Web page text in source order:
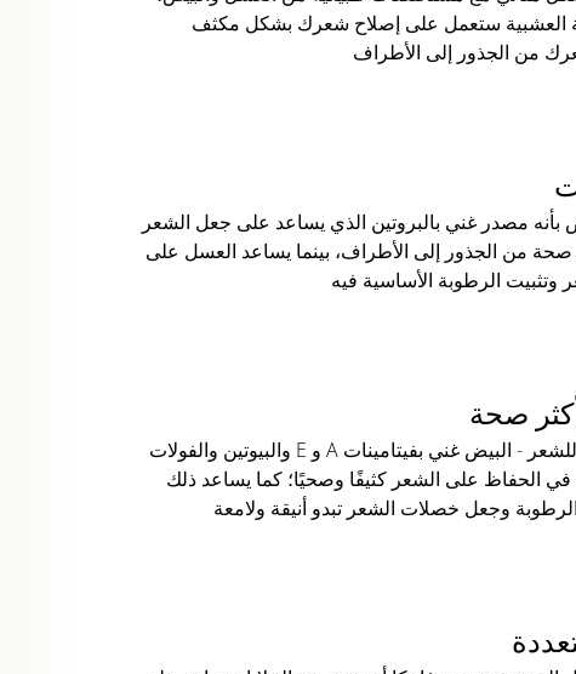
العشبية ستعمل على إصلاح شعرك بشكل مكثف
من الجذور إلى الأطراف
بأنه مصدر غني بالبروتين الذي يساعد على جعل الشعر
صحة من الجذور إلى الأطراف، بينما يساعد العسل على
وتثبيت الرطوبة الأساسية فيه
صحة
غذاء خارق للشعر - البيض غني بفيتامينات A و E والبيوتين والفولات
في الحفاظ على الشعر كثيفًا وصحيًا؛ كما يساعد ذلك
وجعل خصلات الشعر تبدو أنيقة ولامعة